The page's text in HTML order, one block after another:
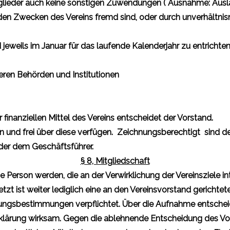
auch keine sonstigen Zuwendungen ( Ausnahme:
Zwecken des Vereins fremd sind, oder durch
im Januar für das laufende Kalenderjahr zu
Behörden und Institutionen
Mittel des Vereins entscheidet der Vorstand.
und frei über diese verfügen. Zeichnungsberechtigt sind
dem Geschäftsführer.
§ 8, Mitgliedschaft
Person werden, die an der Verwirklichung der Vereinsziele
ist weiter lediglich eine an den Vereinsvorstand
verpflichtet. Über die Aufnahme
wirksam. Gegen die ablehnende Entscheidung des